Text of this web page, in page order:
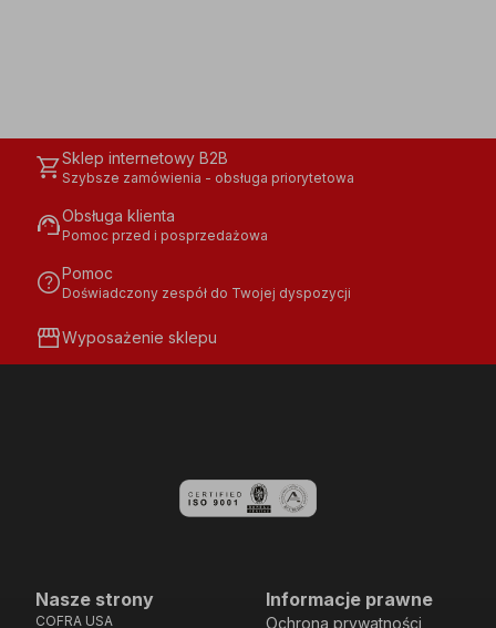
shopping_cartSklep internetowy B2B
Szybsze zamówienia - obsługa priorytetowa
support_agentObsługa klienta
Pomoc przed i posprzedażowa
helpPomoc
Doświadczony zespół do Twojej dyspozycji
storefrontWyposażenie sklepu
Nasze strony
COFRA USA
Informacje prawne
Ochrona prywatności